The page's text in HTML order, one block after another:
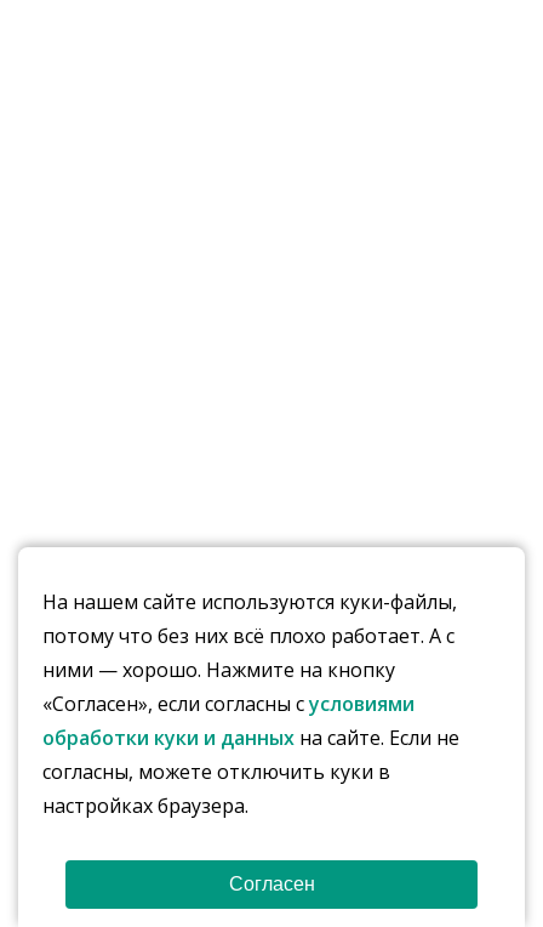
На нашем сайте используются куки-файлы,
потому что без них всё плохо работает. А с
ними — хорошо. Нажмите на кнопку
«Согласен», если согласны сусловиями
обработки куки и данных на сайте. Если не
согласны, можете отключить куки в
настройках браузера.
Согласен